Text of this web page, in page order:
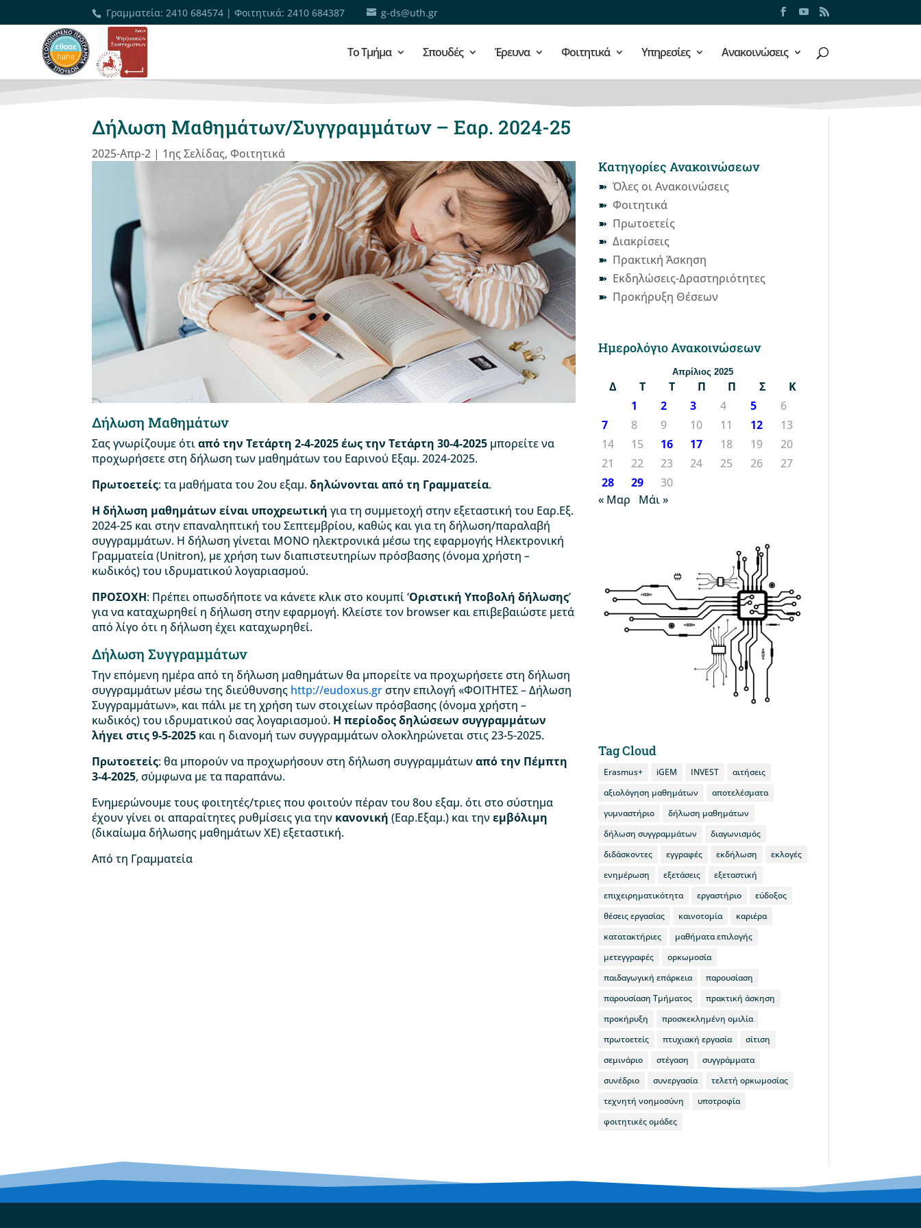
Γραμματεία: 2410 684574 |Φοιτητικά: 2410 684387 g-ds@uth.gr
Το Τμήμα Σπουδές Έρευνα Φοιτητικά Υπηρεσίες Ανακοινώσεις
Δήλωση Μαθημάτων/Συγγραμμάτων – Εαρ. 2024-25
2025-Απρ-2 | 1ης Σελίδας,Φοιτητικά
Δήλωση Μαθημάτων
Σας γνωρίζουμε ότιαπό την Τετάρτη 2-4-2025 έως την Τετάρτη 30-4-2025 μπορείτε να
προχωρήσετε στη δήλωση των μαθημάτων του Εαρινού Εξαμ. 2024-2025.
Πρωτοετείς: τα μαθήματα του 2ου εξαμ.δηλώνονται από τη Γραμματεία.
Η δήλωση μαθημάτων είναι υποχρεωτική για τη συμμετοχή στην εξεταστική του Εαρ.Εξ.
2024-25 και στην επαναληπτική του Σεπτεμβρίου, καθώς και για τη δήλωση/παραλαβή
συγγραμμάτων. Η δήλωση γίνεται ΜΟΝΟ ηλεκτρονικά μέσω της εφαρμογής Ηλεκτρονική
Γραμματεία (Unitron), με χρήση των διαπιστευτηρίων πρόσβασης (όνομα χρήστη –
κωδικός) του ιδρυματικού λογαριασμού.
ΠΡΟΣΟΧΗ: Πρέπει οπωσδήποτε να κάνετε κλικ στο κουμπί ‘Οριστική Υποβολή δήλωσης’
για να καταχωρηθεί η δήλωση στην εφαρμογή. Κλείστε τον browser και επιβεβαιώστε μετά
από λίγο ότι η δήλωση έχει καταχωρηθεί.
Δήλωση Συγγραμμάτων
Την επόμενη ημέρα από τη δήλωση μαθημάτων θα μπορείτε να προχωρήσετε στη δήλωση
συγγραμμάτων μέσω της διεύθυνσης http://eudoxus.grστην επιλογή «ΦΟΙΤΗΤΕΣ – Δήλωση
Συγγραμμάτων», και πάλι με τη χρήση των στοιχείων πρόσβασης (όνομα χρήστη –
κωδικός) του ιδρυματικού σας λογαριασμού. Η περίοδος δηλώσεων συγγραμμάτων
λήγει στις 9-5-2025 και η διανομή των συγγραμμάτων ολοκληρώνεται στις 23-5-2025.
Πρωτοετείς: θα μπορούν να προχωρήσουν στη δήλωση συγγραμμάτωναπό την Πέμπτη
3-4-2025, σύμφωνα με τα παραπάνω.
Ενημερώνουμε τους φοιτητές/τριες που φοιτούν πέραν του 8ου εξαμ. ότι στο σύστημα
έχουν γίνει οι απαραίτητες ρυθμίσεις για την κανονική (Εαρ.Εξαμ.) και τηνεμβόλιμη
(δικαίωμα δήλωσης μαθημάτων ΧΕ) εξεταστική.
Από τη Γραμματεία
Κατηγορίες Ανακοινώσεων
Όλες οι Ανακοινώσεις
Φοιτητικά
Πρωτοετείς
Διακρίσεις
Πρακτική Άσκηση
Εκδηλώσεις-Δραστηριότητες
Προκήρυξη Θέσεων
Ημερολόγιο Ανακοινώσεων
Απρίλιος 2025
Δ Τ Τ Π Π Σ
Κ
1
2 3 4 5
6
7
8 9 10 11 12
13
14
15 16 17 18 19
20
21
22 23 24 25 26
27
28
29
30
« Μαρ
Μάι »
Tag Cloud
Erasmus+ iGEM INVEST
αιτήσεις
αξιολόγηση μαθημάτων
αποτελέσματα
γυμναστήριο
δήλωση μαθημάτων
δήλωση συγγραμμάτων
διαγωνισμός
διδάσκοντες
εγγραφές εκδήλωση
εκλογές
ενημέρωση
εξετάσεις
εξεταστική
επιχειρηματικότητα
εργαστήριο
εύδοξος
θέσεις εργασίας
καινοτομία
καριέρα
κατατακτήριες
μαθήματα επιλογής
μετεγγραφές
ορκωμοσία
παιδαγωγική επάρκεια
παρουσίαση
παρουσίαση Τμήματος
πρακτική άσκηση
προκήρυξη
προσκεκλημένη ομιλία
πρωτοετείς
πτυχιακή εργασία
σίτιση
σεμινάριο
στέγαση
συγγράμματα
συνέδριο
συνεργασία
τελετή ορκωμοσίας
τεχνητή νοημοσύνη
υποτροφία
φοιτητικές ομάδες